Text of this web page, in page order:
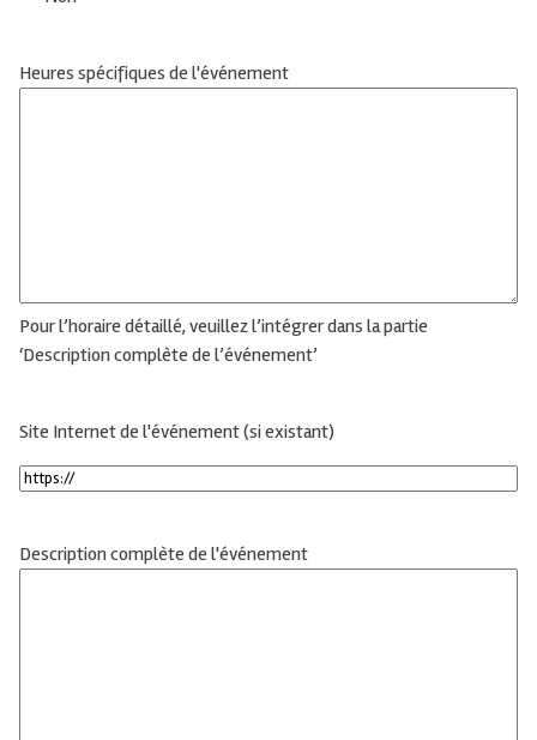
Heures spécifiques de l'événement
Pour l’horaire détaillé, veuillez l’intégrer dans la partie
‘Description complète de l’événement’
Site Internet de l'événement (si existant)
Description complète de l'événement